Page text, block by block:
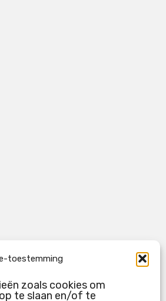
toestemming
zoals cookies om
te slaan en/of te